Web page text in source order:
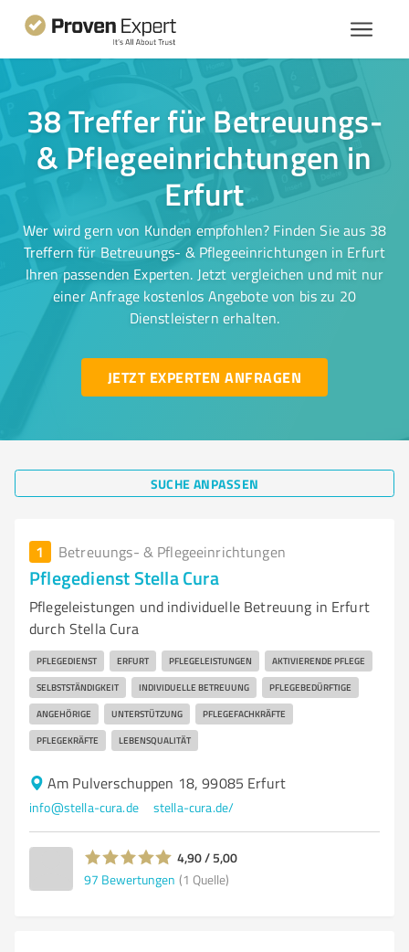
38 Treffer für Betreuungs-
& Pflegeeinrichtungen in
Erfurt
Wer wird gern von Kunden empfohlen? Finden Sie aus 38
Treffern für Betreuungs- & Pflegeeinrichtungen in Erfurt
Ihren passenden Experten. Jetzt vergleichen und mit nur
einer Anfrage kostenlos Angebote von bis zu 20
Dienstleistern erhalten.
JETZT EXPERTEN ANFRAGEN
SUCHE ANPASSEN
1 Betreuungs- & Pflegeeinrichtungen
Pflegedienst Stella Cura
Pflegeleistungen und individuelle Betreuung in Erfurt
durch Stella Cura
PFLEGEDIENST ERFURT PFLEGELEISTUNGEN AKTIVIERENDE PFLEGE
SELBSTSTÄNDIGKEIT INDIVIDUELLE BETREUUNG PFLEGEBEDÜRFTIGE
ANGEHÖRIGE UNTERSTÜTZUNG PFLEGEFACHKRÄFTE
PFLEGEKRÄFTE LEBENSQUALITÄT
Am Pulverschuppen 18, 99085 Erfurt
info@stella-cura.de stella-cura.de/
4,90 / 5,00
97 Bewertungen (1 Quelle)